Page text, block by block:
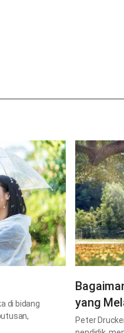
di bidang
yang
Peter